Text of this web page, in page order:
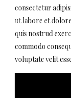
consectetur
ut labore et
quis nostrud
commodo
voluptate velit